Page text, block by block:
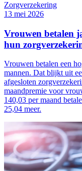
Zorgverzekering
13 mei 2026
Vrouwen betalen
hun
Vrouwen betalen een
mannen. Dat blijkt uit
afgesloten
maandpremie voor
140,03 per maand
25,04 meer.